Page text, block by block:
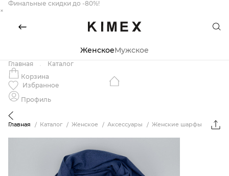
Финальные скидки до -80%!
×
ЖенскоеМужское
Главная
Каталог
Корзина
Избранное
Профиль
Главная Каталог Женское Аксессуары Женские шарфы